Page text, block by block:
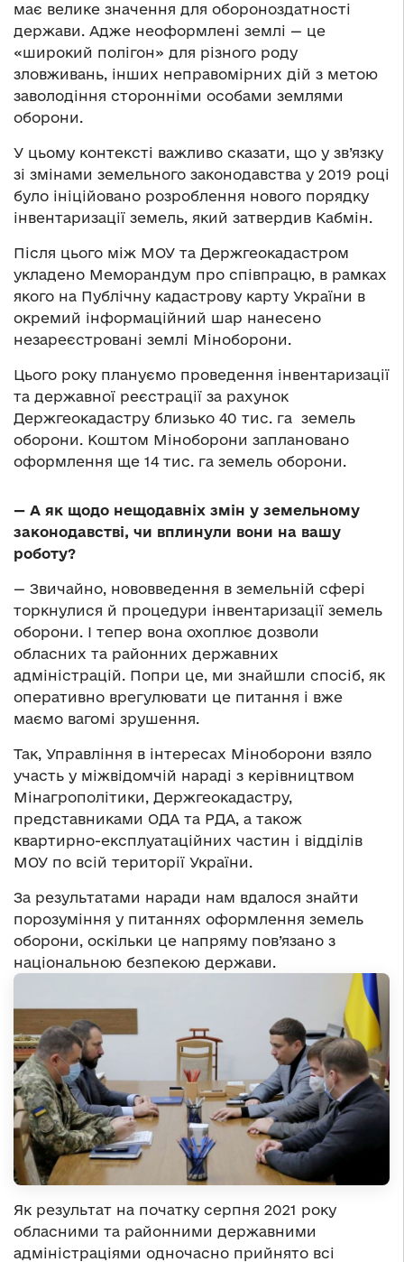
має велике значення для обороноздатності
держави. Адже неоформлені землі — це
«широкий полігон» для різного роду
зловживань, інших неправомірних дій з метою
заволодіння сторонніми особами землями
оборони.
У цьому контексті важливо сказати, що у зв’язку
зі змінами земельного законодавства у 2019 році
було ініційовано розроблення нового порядку
інвентаризації земель, який затвердив Кабмін.
Після цього між МОУ та Держгеокадастром
укладено Меморандум про співпрацю, в рамках
якого на Публічну кадастрову карту України в
окремий інформаційний шар нанесено
незареєстровані землі Міноборони.
Цього року плануємо проведення інвентаризації
та державної реєстрації за рахунок
Держгеокадастру близько 40 тис. га земель
оборони. Коштом Міноборони заплановано
оформлення ще 14 тис. га земель оборони.
— А як щодо нещодавніх змін у земельному
законодавстві, чи вплинули вони на вашу
роботу?
— Звичайно, нововведення в земельній сфері
торкнулися й процедури інвентаризації земель
оборони. І тепер вона охоплює дозволи
обласних та районних державних
адміністрацій. Попри це, ми знайшли спосіб, як
оперативно врегулювати це питання і вже
маємо вагомі зрушення.
Так, Управління в інтересах Міноборони взяло
участь у міжвідомчій нараді з керівництвом
Мінагрополітики, Держгеокадастру,
представниками ОДА та РДА, а також
квартирно-експлуатаційних частин і відділів
МОУ по всій території України.
За результатами наради нам вдалося знайти
порозуміння у питаннях оформлення земель
оборони, оскільки це напряму пов’язано з
національною безпекою держави.
Як результат на початку серпня 2021 року
обласними та районними державними
адміністраціями одночасно прийнято всі